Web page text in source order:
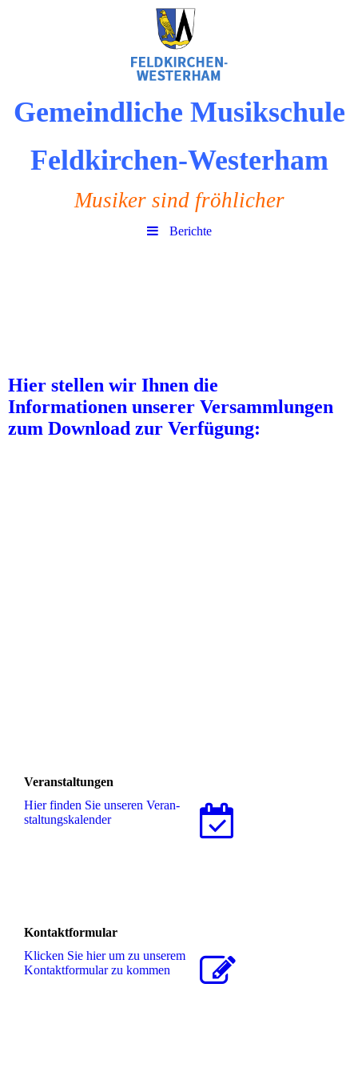
Gemeindliche Musikschule
Feldkirchen-Westerham
Musiker sind fröhlicher
Berichte
Hier stellen wir Ihnen die
Informationen unserer Versammlungen
zum Download zur Verfügung:
Veranstaltungen
Hier finden Sie unseren Ver­an­
stal­tungs­ka­len­der
Kontaktformular
Klicken Sie hier um zu unserem
Kon­takt­for­mu­lar zu kommen